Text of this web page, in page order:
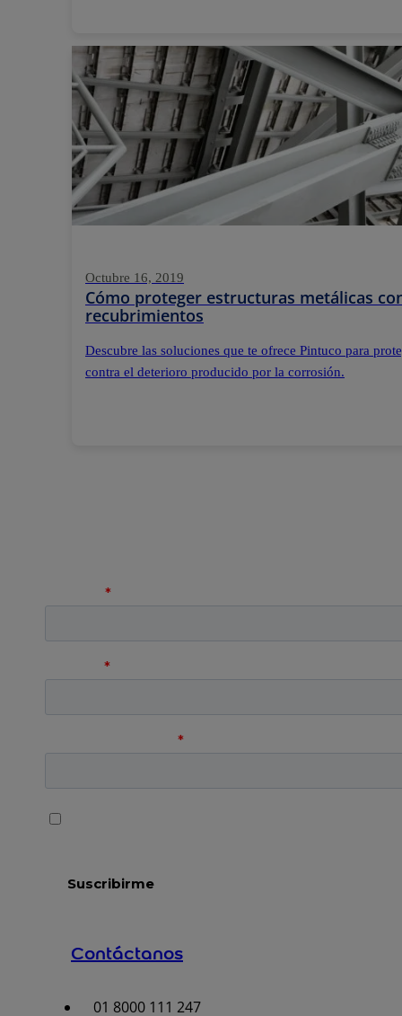
Octubre 16, 2019
Cómo proteger estructuras metálicas
recubrimientos
Descubre las soluciones que te ofrece Pintuco para
contra el deterioro producido por la corrosión.
Contáctanos
01 8000 111 247